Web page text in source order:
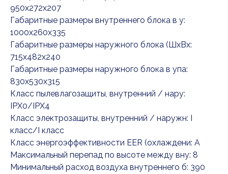
950x272x207
Габаритные размеры внутреннего блока в у:
1000x260x335
Габаритные размеры наружного блока (ШxВx:
715x482x240
Габаритные размеры наружного блока в упа:
830x530x315
Класс пылевлагозащиты, внутренний / нару:
IPX0/IPX4
Класс электрозащиты, внутренний / наружн: I
класс/I класс
Класс энергоэффективности EER (охлаждени: A
Максимальный перепад по высоте между вну: 8
Минимальный расход воздуха внутреннего б: 390